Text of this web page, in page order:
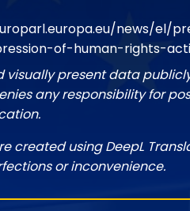
news/el/
of-human-rights-
visually present data
any responsibility for
created using DeepL
or inconvenience.